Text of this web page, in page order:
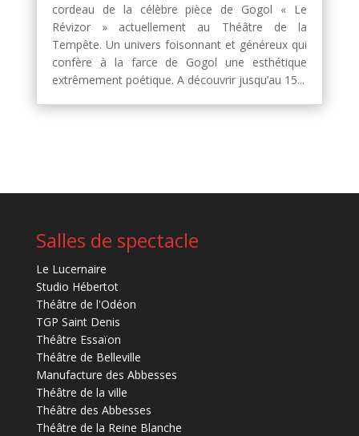
cordeau de la célèbre pièce de Gogol « Le
Révizor » actuellement au Théâtre de la
Tempête. Un univers foisonnant et généreux qui
confère à la farce de Gogol une esthétique
extrêmement poétique. A découvrir jusqu’au 15...
Salles de spectacle
Le Lucernaire
Studio Hébertot
Théâtre de l'Odéon
TGP Saint Denis
Théâtre Essaïon
Théâtre de Belleville
Manufacture des Abbesses
Théâtre de la ville
Théâtre des Abbesses
Théâtre de la Reine Blanche